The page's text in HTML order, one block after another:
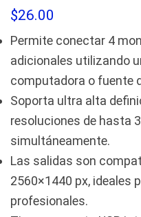
$26.00
Permite conectar 4
adicionales utilizando
computadora o fuente
Soporta ultra alta
resoluciones de hasta
simultáneamente.
Las salidas son
2560×1440 px, ideales
profesionales.